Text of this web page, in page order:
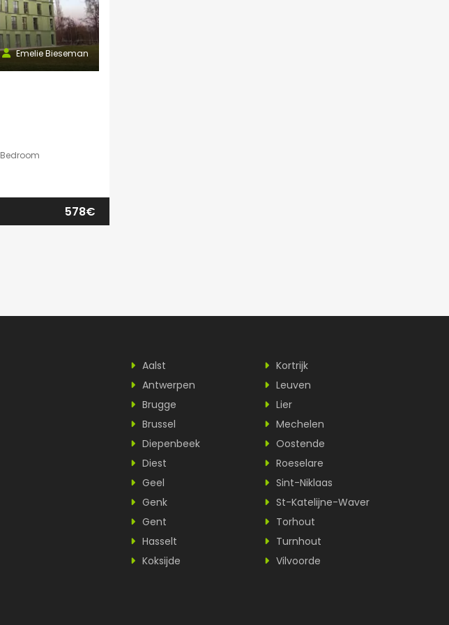
Emelie Bieseman
Bedroom
578€
Aalst
Antwerpen
Brugge
Brussel
Diepenbeek
Diest
Geel
Genk
Gent
Hasselt
Koksijde
Kortrijk
Leuven
Lier
Mechelen
Oostende
Roeselare
Sint-Niklaas
St-Katelijne-Waver
Torhout
Turnhout
Vilvoorde